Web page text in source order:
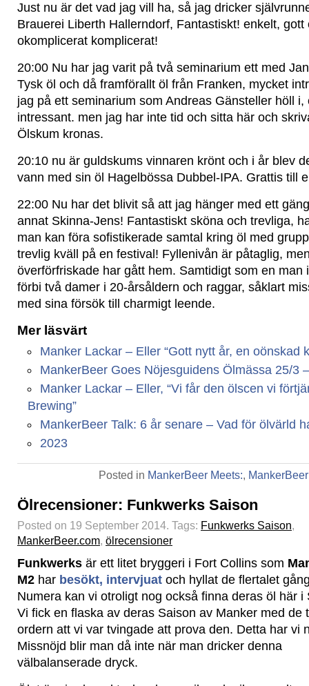
Just nu är det vad jag vill ha, så jag dricker
Brauerei Liberth Hallerndorf, Fantastiskt! enkelt, gott
okomplicerat komplicerat!
20:00 Nu har jag varit på två seminarium ett med
Tysk öl och då framförallt öl från Franken, mycket
jag på ett seminarium som Andreas Gänsteller höll i,
intressant. men jag har inte tid och sitta här och
Ölskum kronas.
20:10 nu är guldskums vinnaren krönt och i år blev
vann med sin öl Hagelbössa Dubbel-IPA. Grattis till
22:00 Nu har det blivit så att jag hänger med ett
annat Skinna-Jens! Fantastiskt sköna och trevliga,
man kan föra sofistikerade samtal kring öl med
trevlig kväll på en festival! Fyllenivån är påtaglig,
överförfriskade har gått hem. Samtidigt som en man
förbi två damer i 20-årsåldern och raggar, såklart
med sina försök till charmigt leende.
Mer läsvärt
Manker Lackar – Eller “Gott nytt år, en oönskad
MankerBeer Goes Nöjesguidens Ölmässa 25/3
Manker Lackar – Eller, “Vi får den ölscen vi
Brewing”
MankerBeer Talk: 6 år senare – Vad för ölvärld
2023
Posted in MankerBeer Meets:,
Ölrecensioner: Funkwerks Saison
Posted on 19 September 2014. Tags: Funkwerks Saison,
MankerBeer.com, ölrecensioner
Funkwerks är ett litet bryggeri i Fort Collins som
M2 har besökt, intervjuat och hyllat de flertalet
Numera kan vi otroligt nog också finna deras öl här i
Vi fick en flaska av deras Saison av Manker med de
ordern att vi var tvingade att prova den. Detta har vi
Missnöjd blir man då inte när man dricker denna
välbalanserade dryck.